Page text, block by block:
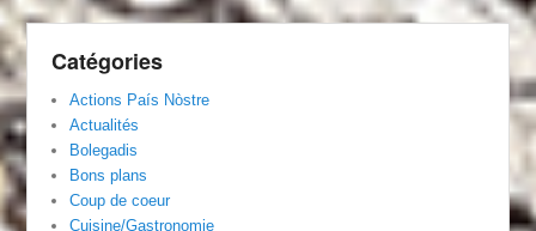
Catégories
Actions País Nòstre
Actualités
Bolegadis
Bons plans
Coup de coeur
Cuisine/Gastronomie